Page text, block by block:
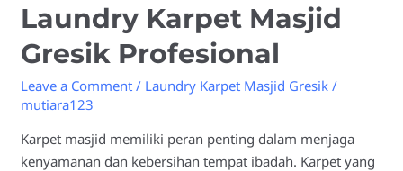
Laundry Karpet Masjid
Gresik Profesional
Leave a Comment / Laundry Karpet Masjid Gresik /
mutiara123
Karpet masjid memiliki peran penting dalam menjaga
kenyamanan dan kebersihan tempat ibadah. Karpet yang